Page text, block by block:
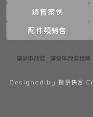
銷售案例
配件類銷售
露營車改裝 露營車改裝推薦
Designed by 揚京快客